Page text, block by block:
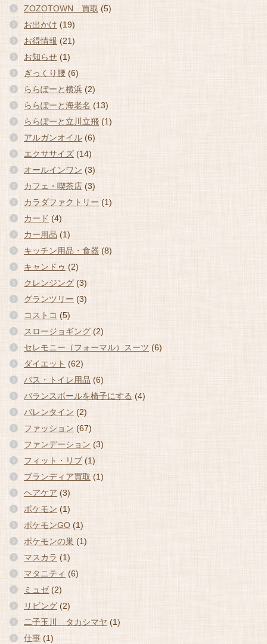
ZOZOTOWN 買取 (5)
お出かけ (19)
お得情報 (21)
お知らせ (1)
ぎっくり腰 (6)
ららぽーと横浜 (2)
ららぽーと海老名 (13)
ららぽーと立川立飛 (1)
アルガンオイル (6)
エクササイズ (14)
オールインワン (3)
カフェ・喫茶店 (3)
カラダファクトリー (1)
カード (4)
カー用品 (1)
キッチン用品・食器 (8)
キャンドゥ (2)
クレンジング (3)
グランツリー (3)
コストコ (5)
スロージョギング (2)
セレモニー（フォーマル）スーツ (6)
ダイエット (62)
バス・トイレ用品 (6)
バランスボールを椅子にする (4)
バレンタイン (2)
ファッション (67)
ファンデーション (3)
フィット・リブ (1)
ブランディア買取 (1)
ヘアケア (3)
ポケモン (1)
ポケモンGO (1)
ポケモンの巣 (1)
マスカラ (1)
マタニティ (6)
ミュゼ (2)
リビング (2)
二子玉川 タカシマヤ (1)
仕事 (1)